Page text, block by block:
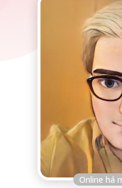
Online há